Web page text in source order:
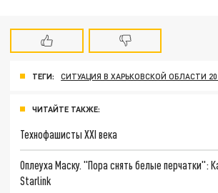
ТЕГИ: СИТУАЦИЯ В ХАРЬКОВСКОЙ ОБЛАСТИ
ЧИТАЙТЕ ТАКЖЕ:
Технофашисты XXI века
Оплеуха Маску. "Пора снять белые перчатки":
Starlink